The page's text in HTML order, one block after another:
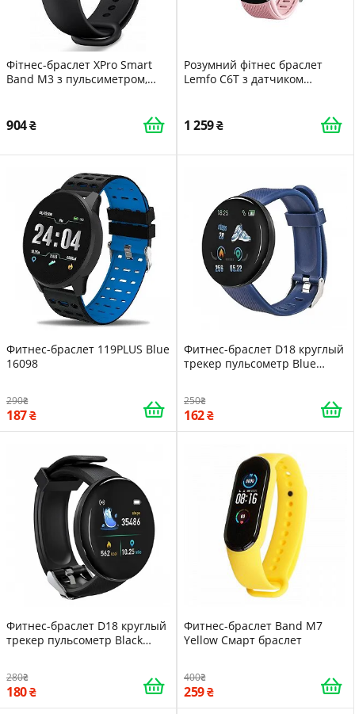
Фітнес-браслет XPro Smart
Band M3 з пульсиметром,
спорту Чорний
904
Розумний фітнес браслет
Lemfo C6T з датчиком
1 259
Фитнес-браслет 119PLUS Blue
16098
290
187
Фитнес-браслет D18 круглый
трекер пульсометр Blue
250
162
Фитнес-браслет D18 круглый
трекер пульсометр Black
280
180
Фитнес-браслет Band M7
Yellow Смарт браслет
400
259